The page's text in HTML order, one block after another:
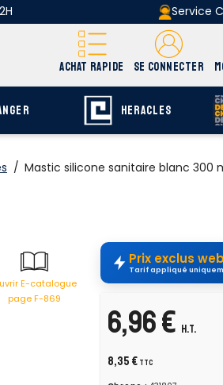
Service
ACHAT RAPIDE SE CONNECTER
HERACLES
/ Mastic silicone sanitaire blanc 300 ml
E-catalogue
page F-869
Prix exclus web
Tarif appliqué
6,96 € H.T.
8,35 € TTC